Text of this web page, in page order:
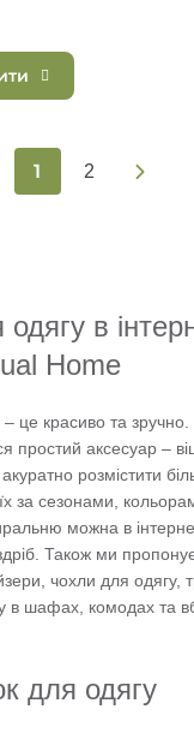
1 2
в
Home
це красиво та зручно.
простий аксесуар –
розмістити
за сезонами,
можна в
Також ми
чохли для одягу,
в шафах, комодах та
для одягу